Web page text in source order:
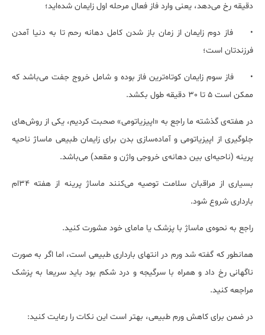
دقیقه رخ می‌دهد، یعنی وارد فاز فعال مرحله اول زایمان شده‌اید؛
•
فاز دوم زایمان از زمان باز شدن کامل دهانه‌ رحم تا به دنیا آمدن
فرزندتان است؛
•
فاز سوم زایمان کوتاه‌ترین فاز بوده و شامل خروج جفت می‌باشد که
ممکن است 5 تا 30 دقیقه طول بکشد.
در هفته‌ی گذشته ما راجع به «اپیزیاتومی» صحبت کردیم، یکی از روش‌های
جلوگیری از اپیزیاتومی و آماده‌سازی بدن برای زایمان طبیعی ماساژ ناحیه
پرینه (ناحیه‌ای بین دهانه‌ی خروجی واژن و مقعد) می‌باشد.
بسیاری از مراقبان سلامت توصیه می‌کنند ماساژ پرینه از هفته‌ 34ام
بارداری شروع شود.
راجع به نحوه‌ی ماساژ با پزشک یا مامای خود مشورت کنید.
همانطور که گفته شد ورم در انتهای بارداری طبیعی است، اما اگر به صورت
ناگهانی رخ داد و همراه با سرگیجه و درد شکم بود باید سریعا به پزشک
مراجعه کنید.
در ضمن برای کاهش ورم طبیعی، بهتر است این نکات را رعایت کنید: